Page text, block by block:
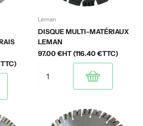
Leman
DISQUE MULTI-MATÉRIAUX
LEMAN
97.00 €HT (116.40 €TTC)